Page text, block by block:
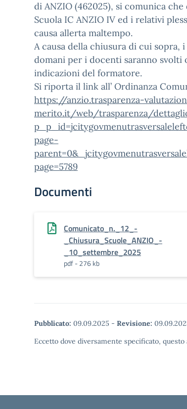
di ANZIO (462025), si comunica
Scuola IC ANZIO IV ed i relativi
causa allerta maltempo.
A causa della chiusura di cui
domani per i docenti saranno svolti
indicazioni del formatore.
Si riporta il link all’ Ordinanza
https://anzio.trasparenza-
merito.it/web/trasparenza/
page-
page=5789
Documenti
Comunicato_n._12_-
_Chiusura_Scuole_ANZIO_-
_10_settembre_2025
pdf - 276 kb
Pubblicato: 09.09.2025 - Revisione:
Eccetto dove diversamente specificato,